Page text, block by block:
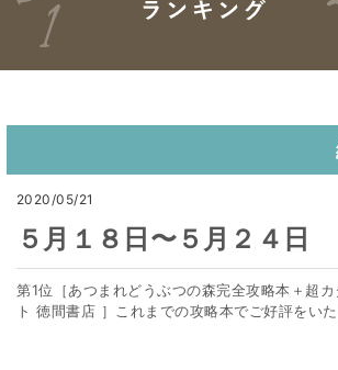
2020/05/21
５月１８日〜５月２４日
第1位［あつまれどうぶつの森完全攻略本＋
ト 徳間書店 ］これまでの攻略本でご好評をいた